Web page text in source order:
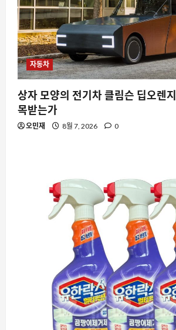
자동차
상자 모양의 전기차 클림슨 딥오렌
목받는가
오민재 8월 7, 2026 0